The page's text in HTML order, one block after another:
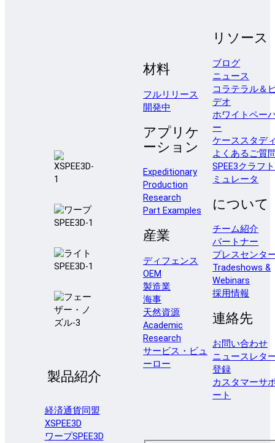
製品紹介
経済通貨同盟
XSPEE3D
ワープSPEE3D
材料
フルリリース
開発中
アプリケ
ーション
Expeditionary
Production
Research
Part Examples
産業
ディフェンス
OEM
製造業
海事
天然資源
Academic
Research
サービス・ビュ
ーロー
リソース
ブログ
ニュース
コラテラル＆
デオ
ホワイトペー
ー
ケーススタデ
よくあるご質
SPEE3クラフ
ミュレータ
について
チーム紹介
パートナー
プレスセンタ
Tradeshows &
Webinars
採用情報
連絡先
お問い合わせ
ニュースレタ
登録
カスタマーサ
ート